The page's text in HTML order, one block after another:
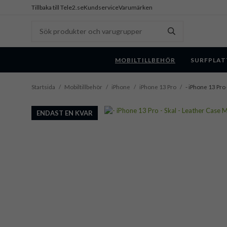
Tillbaka till Tele2.seKundserviceVarumärken
MOBILTILLBEHÖR
Startsida / Mobiltillbehör / iPhone / iPhone 13 Pro / - iPhone 13
ENDAST EN KVAR